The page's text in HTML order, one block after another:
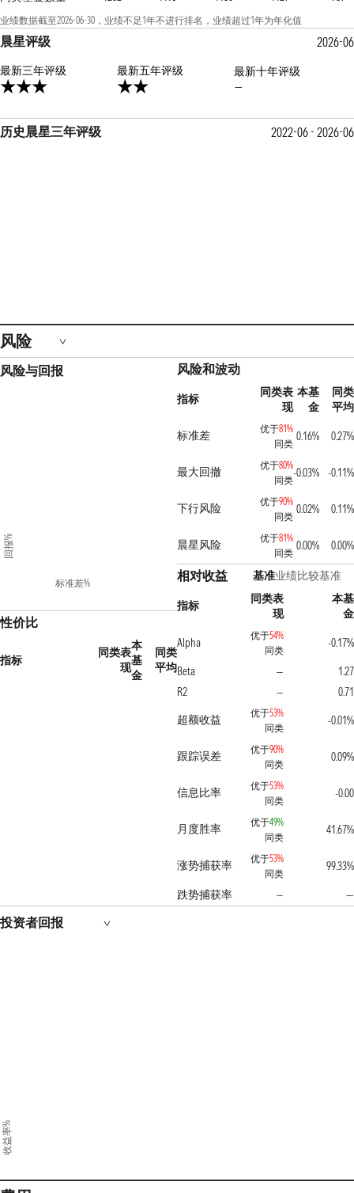
业绩数据截至2026-06-30，业绩不足1年不进行排名，业绩超过1年为年化值
晨星评级 2026-06
最新三年评级 最新五年评级
最新十年评级
—
历史晨星三年评级 2022-06 - 2026-06
风险
风险与回报
标准差%
回报%
性价比
指标
同类表
现
本
基
金
同类
平均
风险和波动
指标
同类表
现
本基
金
同类
平均
标准差
优于81%
同类
0.16% 0.27%
最大回撤 优于80%
同类
-0.03% -0.11%
下行风险 优于90%
同类
0.02% 0.11%
晨星风险 优于81%
同类
0.00% 0.00%
相对收益 基准业绩比较基准
指标
同类表
现
本基
金
Alpha
优于54%
同类
-0.17%
Beta
—
1.27
R2
—
0.71
超额收益
优于53%
同类
-0.01%
跟踪误差 优于90%
同类
0.09%
信息比率 优于53%
同类
-0.00
月度胜率 优于49%
同类
41.67%
涨势捕获率 优于53%
同类
99.33%
跌势捕获率
— —
投资者回报
收益率%